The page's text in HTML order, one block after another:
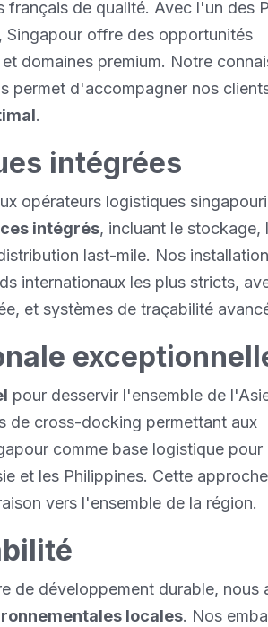
français de qualité. Avec l'un des
Singapour offre des opportunités
domaines premium. Notre
permet d'accompagner nos
.
intégrées
opérateurs logistiques
intégrés, incluant le stockage,
last-mile. Nos
internationaux les plus stricts,
et systèmes de traçabilité
pour desservir l'ensemble de
de cross-docking permettant aux
comme base logistique pour
et les Philippines. Cette
vers l'ensemble de la région.
de développement durable, nous
locales. Nos